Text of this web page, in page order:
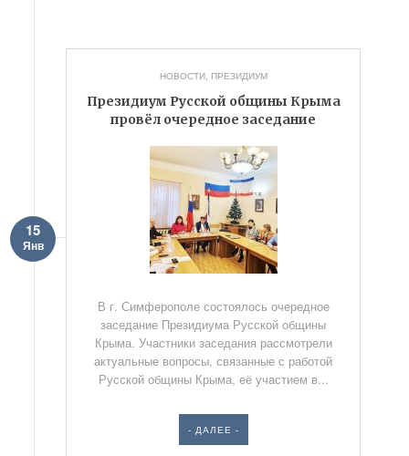
НОВОСТИ, ПРЕЗИДИУМ
Президиум Русской общины Крыма
провёл очередное заседание
15
Янв
В г. Симферополе состоялось очередное
заседание Президиума Русской общины
Крыма. Участники заседания рассмотрели
актуальные вопросы, связанные с работой
Русской общины Крыма, её участием в...
- ДАЛЕЕ -